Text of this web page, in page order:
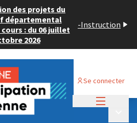
des projets du
départemental
: du 06 juillet
2026
-Instruction
Se connecter
2024